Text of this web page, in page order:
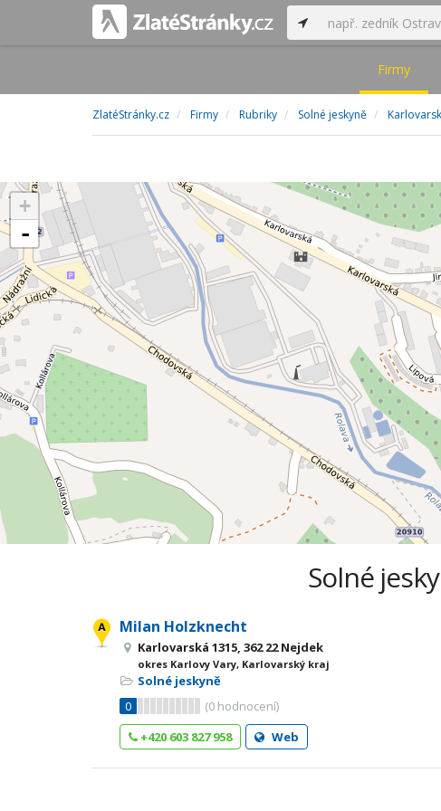
Firmy
ZlatéStránky.cz Firmy Rubriky Solné jeskyně
+
-
Solné
Milan Holzknecht
Karlovarská 1315, 362 22 Nejdek
okres Karlovy Vary, Karlovarský kraj
Solné jeskyně
0
(0 hodnocení)
+420 603 827 958
Web